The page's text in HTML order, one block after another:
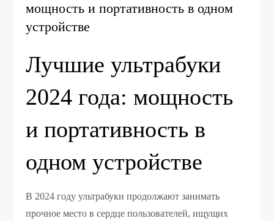
мощность и портативность в одном
устройстве
Лучшие ультрабуки
2024 года: мощность
и портативность в
одном устройстве
В 2024 году ультрабуки продолжают занимать
прочное место в сердце пользователей, ищущих